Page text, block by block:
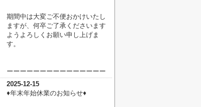
期間中は大変ご不便おかけいたし
ますが、何卒ご了承くださいます
ようよろしくお願い申し上げま
す。
ーーーーーーーーーーーーーーー
2025-12-15
♦︎年末年始休業のお知らせ♦︎